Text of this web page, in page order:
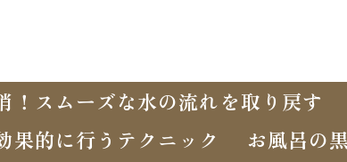
！スムーズな水の流れを取り戻す
果的に行うテクニック
お風呂の